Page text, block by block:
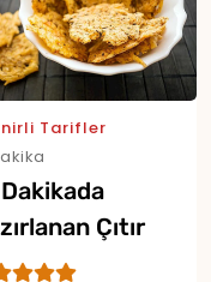
Tarifler
Çıtır
Cipsi Tarifi